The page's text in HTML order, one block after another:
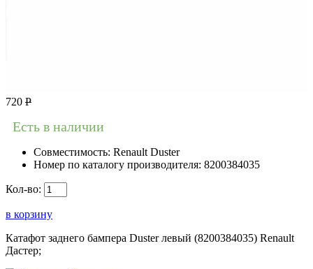
720 Р
Есть в наличии
Совместимость: Renault Duster
Номер по каталогу производителя: 8200384035
Кол-во:
в корзину
Катафот заднего бампера Duster левый (8200384035) Renault
Дастер;